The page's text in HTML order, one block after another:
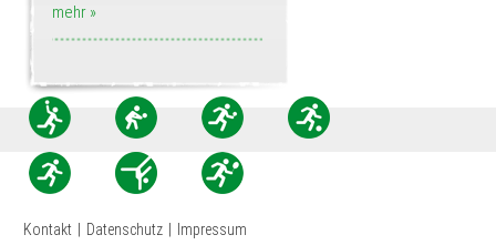
mehr »
Kontakt | Datenschutz | Impressum